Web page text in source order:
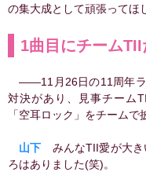
の集大成として頑張ってほ
1曲目にチーム
――11月26日の11周年ラ
対決があり、見事チーム
「空耳ロック」をチームで
山下 みんなTII愛が大き
ろはありました(笑)。